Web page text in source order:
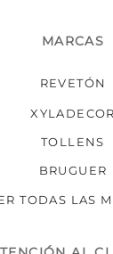
MARCAS
REVETÓN
XYLADECOR
TOLLENS
BRUGUER
TODAS LAS